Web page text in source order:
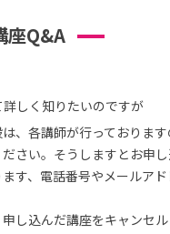
座Q&A
しく知りたいのですが
、各講師が行っておりま
さい。そうしますとお申
す、電話番号やメールア
し込んだ講座をキャンセ